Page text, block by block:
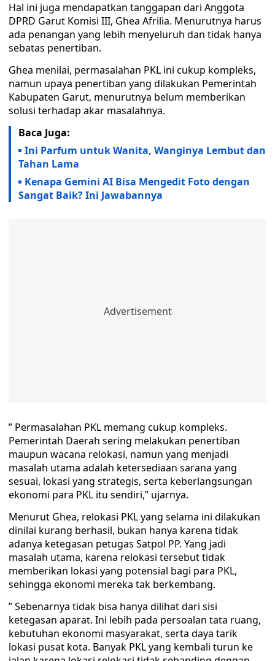
Hal ini juga mendapatkan tanggapan dari Anggota
DPRD Garut Komisi III, Ghea Afrilia. Menurutnya harus
ada penangan yang lebih menyeluruh dan tidak hanya
sebatas penertiban.
Ghea menilai, permasalahan PKL ini cukup kompleks,
namun upaya penertiban yang dilakukan Pemerintah
Kabupaten Garut, menurutnya belum memberikan
solusi terhadap akar masalahnya.
Baca Juga:
Ini Parfum untuk Wanita, Wanginya Lembut dan
Tahan Lama
Kenapa Gemini AI Bisa Mengedit Foto dengan
Sangat Baik? Ini Jawabannya
” Permasalahan PKL memang cukup kompleks.
Pemerintah Daerah sering melakukan penertiban
maupun wacana relokasi, namun yang menjadi
masalah utama adalah ketersediaan sarana yang
sesuai, lokasi yang strategis, serta keberlangsungan
ekonomi para PKL itu sendiri,” ujarnya.
Menurut Ghea, relokasi PKL yang selama ini dilakukan
dinilai kurang berhasil, bukan hanya karena tidak
adanya ketegasan petugas Satpol PP. Yang jadi
masalah utama, karena relokasi tersebut tidak
memberikan lokasi yang potensial bagi para PKL,
sehingga ekonomi mereka tak berkembang.
” Sebenarnya tidak bisa hanya dilihat dari sisi
ketegasan aparat. Ini lebih pada persoalan tata ruang,
kebutuhan ekonomi masyarakat, serta daya tarik
lokasi pusat kota. Banyak PKL yang kembali turun ke